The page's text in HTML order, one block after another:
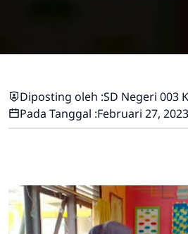
Diposting oleh :SD Negeri 003
Pada Tanggal :Februari 27, 2023